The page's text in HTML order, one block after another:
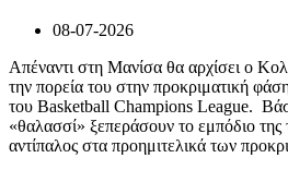
08-07-2026
Απέναντι στη Μανίσα θα αρχίσει ο
την πορεία του στην προκριματική
του Basketball Champions League.
«θαλασσί» ξεπεράσουν το εμπόδιο της
αντίπαλος στα προημιτελικά των